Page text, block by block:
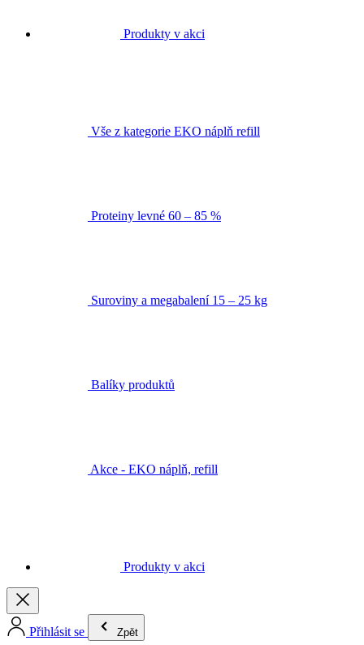
Produkty v akci
Vše z kategorie EKO náplň refill
Proteiny levné 60 – 85 %
Suroviny a megabalení 15 – 25 kg
Balíky produktů
Akce - EKO náplň, refill
Produkty v akci
Přihlásit se Zpět